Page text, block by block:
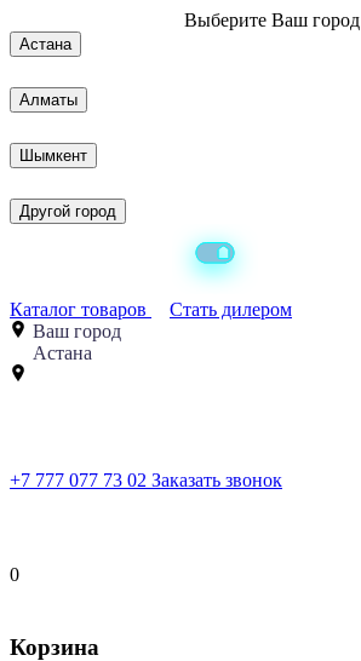
Выберите Ваш город
Астана
Алматы
Шымкент
Другой город
Каталог товаров
Стать дилером
Ваш город
Астана
+7 777 077 73 02 Заказать звонок
0
Корзина